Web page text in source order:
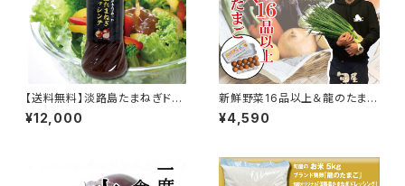
【送料無料】淡路島たまねぎドレ
ッシング 380ml 20本
¥12,000
新鮮野菜16品以上＆龍のたまご
【常温配送送料無料】【冷蔵便ご
希望の場合は別途330円頂戴
¥4,590